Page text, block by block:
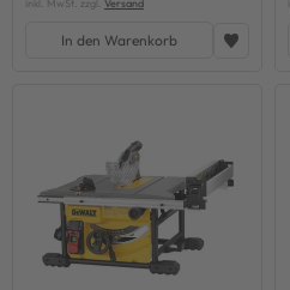
inkl. MwSt. zzgl. Versand
In den Warenkorb